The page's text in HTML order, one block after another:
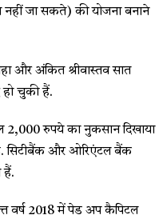
नहीं जा सकते) की योजना बनाने
और अंकित श्रीवास्तव सात
चुकी हैं.
2,000 रुपये का नुकसान दिखाया
सिटीबैंक और ओरिएंटल बैंक
हैं.
वर्ष 2018 में पेड अप कैपिटल